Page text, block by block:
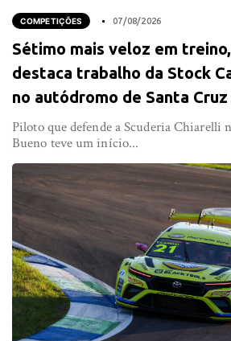
COMPETIÇÕES 07/08/2026
Sétimo mais veloz em
destaca trabalho da Stock
no autódromo de Santa Cruz
Piloto que defende a Scuderia Chiarelli
Bueno teve um início...